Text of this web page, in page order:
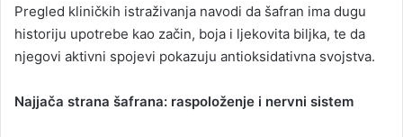
Pregled kliničkih istraživanja navodi da šafran ima dugu
historiju upotrebe kao začin, boja i ljekovita biljka, te da
njegovi aktivni spojevi pokazuju antioksidativna svojstva.
Najjača strana šafrana: raspoloženje i nervni sistem